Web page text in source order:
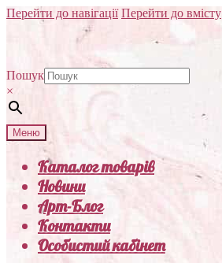
Перейти до навігації Перейти до вмісту
Пошук
×
Меню
Каталог товарів
Новини
Арт-Блог
Контакти
Особистий кабінет